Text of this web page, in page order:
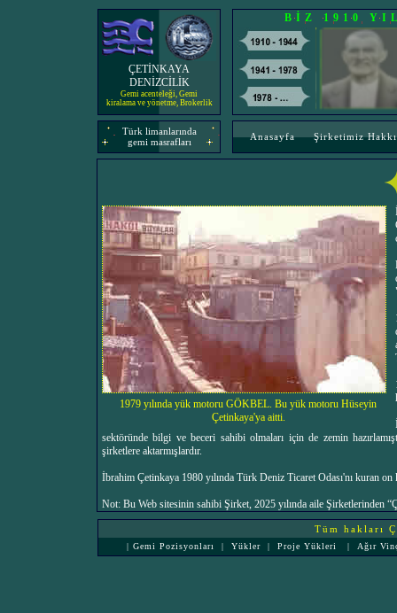
ÇETİNKAYA
DENİZCİLİK
Gemi acenteleği, Gemi
kiralama ve yönetme, Brokerlik
BİZ 1910
Türk limanlarında
gemi masrafları
Anasayfa Şirketimiz
1979 yılında yük motoru GÖKBEL. Bu yük motoru Hüseyin
Çetinkaya'ya aitti.
sektöründe bilgi ve beceri sahibi olmaları için de zemin
şirketlere aktarmışlardır.
İbrahim Çetinkaya 1980 yılında Türk Deniz Ticaret Odası'nı kuran
Not: Bu Web sitesinin sahibi Şirket, 2025 yılında aile Şirketlerinden
Tüm hakları
| Gemi Pozisyonları | Yükler | Proje Yükleri | Ağır